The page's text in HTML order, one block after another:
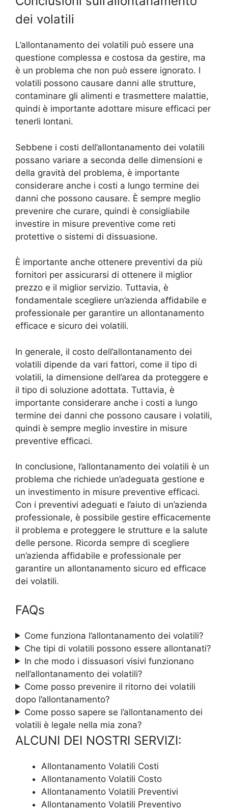
dei volatili
L’allontanamento dei volatili può essere una
questione complessa e costosa da gestire, ma
è un problema che non può essere ignorato. I
volatili possono causare danni alle strutture,
contaminare gli alimenti e trasmettere malattie,
quindi è importante adottare misure efficaci per
tenerli lontani.
Sebbene i costi dell’allontanamento dei volatili
possano variare a seconda delle dimensioni e
della gravità del problema, è importante
considerare anche i costi a lungo termine dei
danni che possono causare. È sempre meglio
prevenire che curare, quindi è consigliabile
investire in misure preventive come reti
protettive o sistemi di dissuasione.
È importante anche ottenere preventivi da più
fornitori per assicurarsi di ottenere il miglior
prezzo e il miglior servizio. Tuttavia, è
fondamentale scegliere un’azienda affidabile e
professionale per garantire un allontanamento
efficace e sicuro dei volatili.
In generale, il costo dell’allontanamento dei
volatili dipende da vari fattori, come il tipo di
volatili, la dimensione dell’area da proteggere e
il tipo di soluzione adottata. Tuttavia, è
importante considerare anche i costi a lungo
termine dei danni che possono causare i volatili,
quindi è sempre meglio investire in misure
preventive efficaci.
In conclusione, l’allontanamento dei volatili è un
problema che richiede un’adeguata gestione e
un investimento in misure preventive efficaci.
Con i preventivi adeguati e l’aiuto di un’azienda
professionale, è possibile gestire efficacemente
il problema e proteggere le strutture e la salute
delle persone. Ricorda sempre di scegliere
un’azienda affidabile e professionale per
garantire un allontanamento sicuro ed efficace
dei volatili.
FAQs
Come funziona l’allontanamento dei volatili?
Che tipi di volatili possono essere allontanati?
In che modo i dissuasori visivi funzionano
nell’allontanamento dei volatili?
Come posso prevenire il ritorno dei volatili
dopo l’allontanamento?
Come posso sapere se l’allontanamento dei
volatili è legale nella mia zona?
ALCUNI DEI NOSTRI SERVIZI:
Allontanamento Volatili Costi
Allontanamento Volatili Costo
Allontanamento Volatili Preventivi
Allontanamento Volatili Preventivo